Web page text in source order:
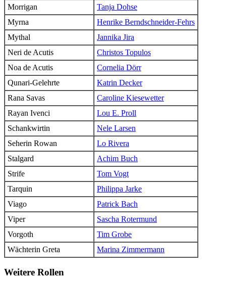
Morrigan
Tanja Dohse
Myrna
Henrike Berndschneider-Fehrs
Mythal
Jannika Jira
Neri de Acutis
Christos Topulos
Noa de Acutis
Cornelia Dörr
Qunari-Gelehrte
Katrin Decker
Rana Savas
Caroline Kiesewetter
Rayan Ivenci
Lou E. Proll
Schankwirtin
Nele Larsen
Seherin Rowan
Lo Rivera
Stalgard
Achim Buch
Strife
Tom Vogt
Tarquin
Philippa Jarke
Viago
Patrick Bach
Viper
Sascha Rotermund
Vorgoth
Tim Grobe
Wächterin Greta
Marina Zimmermann
Weitere Rollen